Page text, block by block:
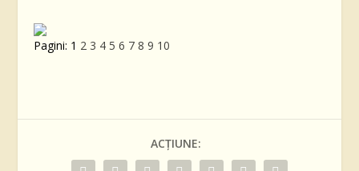
Pagini: 1 2 3 4 5 6 7 8 9 10
ACȚIUNE: